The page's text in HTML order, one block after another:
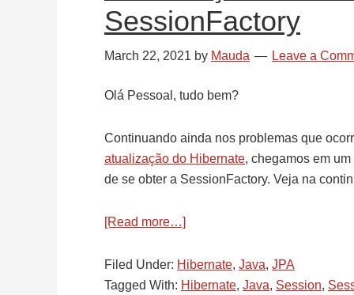
SessionFactory
March 22, 2021 by Mauda Leave a
Olá Pessoal, tudo bem?
Continuando ainda nos problemas que
atualização do Hibernate, chegamos em
de se obter a SessionFactory. Veja na
[Read more…]
da
versão
Filed Under: Hibernate, Java, JPA
Tagged With: Hibernate, Java, Session,